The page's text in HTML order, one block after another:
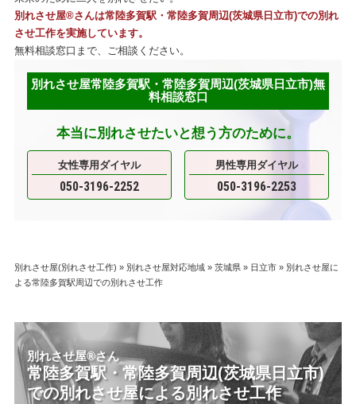
別れさせ屋®さんは常陸多賀駅・常陸多賀周辺(茨城県日立市)での別れ
させ工作を実施しています。
無料相談窓口まで、ご相談ください。
別れさせ屋常陸多賀駅・常陸多賀周辺(茨城県日立市)無
料相談窓口
本当に別れさせたいと想う方のために。
女性専用ダイヤル
050-3196-2252
男性専用ダイヤル
050-3196-2253
別れさせ屋(別れさせ工作) » 別れさせ屋対応地域 » 茨城県 » 日立市 » 別れさせ屋に
よる常陸多賀駅周辺での別れさせ工作
別れさせ屋®さん
常陸多賀駅・常陸多賀周辺(茨城県日立市)
での別れさせ屋による別れさせ工作